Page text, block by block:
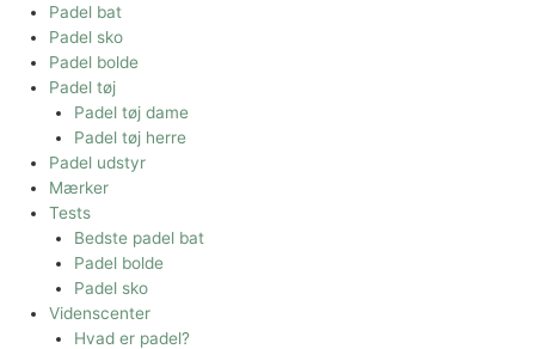
Padel bat
Padel sko
Padel bolde
Padel tøj
Padel tøj dame
Padel tøj herre
Padel udstyr
Mærker
Tests
Bedste padel bat
Padel bolde
Padel sko
Videnscenter
Hvad er padel?